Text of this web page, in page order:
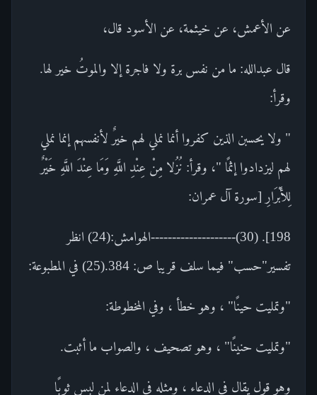
عن الأعمش، عن خيثمة، عن الأسود قال،
قال عبدالله: ما من نفس برة ولا فاجرة إلا والموتُ خير لها.
وقرأ:
" ولا يحسبن الذين كفروا أنما نملي لهم خيرٌ لأنفسهم إنما نملي
لهم ليزدادوا إثمًا "، وقرأ: نُزُلا مِنْ عِنْدِ اللَّهِ وَمَا عِنْدَ اللَّهِ خَيْرٌ
لِلأَبْرَارِ [سورة آل عمران:
198]. (30)--------------------الهوامش:(24) انظر
تفسير"حسب" فيما سلف قريبا ص: 384.(25) في المطبوعة:
"وتمليت حينًا" ، وهو خطأ ، وفي المخطوطة:
"وتمليت حنينًا" ، وهو تصحيف ، والصواب ما أثبت.
وهو قول يقال في الدعاء ، ومثله في الدعاء لمن لبس ثوبًا